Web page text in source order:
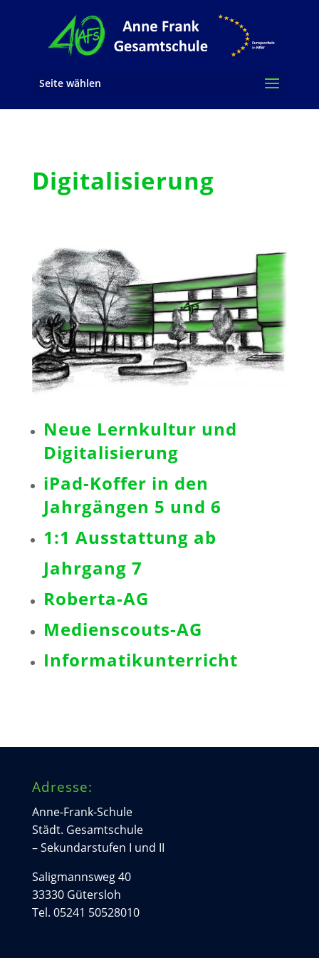
Seite wählen
Digitalisierung
Neue Lernkultur und
Digitalisierung
iPad-Koffer in den
Jahrgängen 5 und 6
1:1 Ausstattung ab
Jahrgang 7
Roberta-AG
Medienscouts-AG
Informatikunterricht
Adresse:
Anne-Frank-Schule
Städt. Gesamtschule
– Sekundarstufen I und II
Saligmannsweg 40
33330 Gütersloh
Tel. 05241 50528010